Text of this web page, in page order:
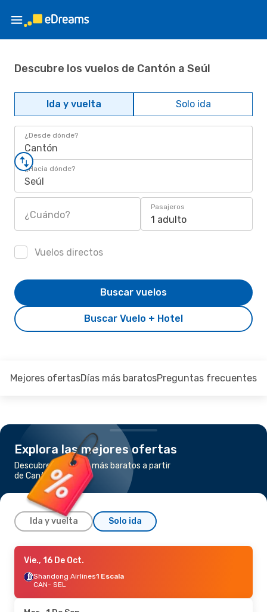
Descubre los vuelos de Cantón a Seúl
Ida y vuelta Solo ida
¿Desde dónde?
Cantón
¿Hacia dónde?
Seúl
¿Cuándo?
Pasajeros
1 adulto
Vuelos directos
Buscar Vuelo + Hotel
Buscar vuelos
Mejores ofertasDías más baratosPreguntas frecuentes
Explora las mejores ofertas
Descubre los vuelos más baratos a partir
de Cantón a Seúl
Ida y vuelta Solo ida
Sáb., 10 De Oct.
Shandong Airlines1 Escala
CAN- SEL
SEL- CAN
Vie., 16 De Oct.
Shandong Airlines1 Escala
CAN- SEL